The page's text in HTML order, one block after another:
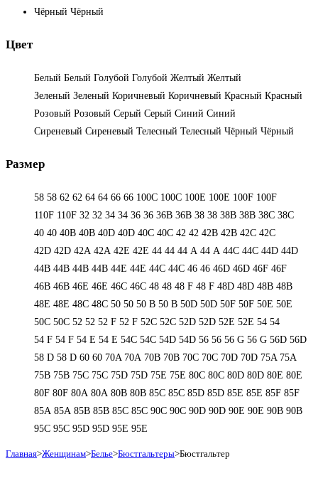
Чёрный Чёрный
Цвет
Белый Белый Голубой Голубой Желтый Желтый
Зеленый Зеленый Коричневый Коричневый Красный Красный
Розовый Розовый Серый Серый Синий Синий
Сиреневый Сиреневый Телесный Телесный Чёрный Чёрный
Размер
58 58 62 62 64 64 66 66 100C 100C 100E 100E 100F 100F
110F 110F 32 32 34 34 36 36 36B 36B 38 38 38B 38B 38С 38С
40 40 40B 40B 40D 40D 40С 40С 42 42 42B 42B 42C 42C
42D 42D 42А 42А 42Е 42Е 44 44 44 А 44 А 44C 44C 44D 44D
44В 44В 44В 44В 44Е 44Е 44С 44С 46 46 46D 46D 46F 46F
46В 46В 46Е 46Е 46С 46С 48 48 48 F 48 F 48D 48D 48В 48В
48Е 48Е 48С 48С 50 50 50 B 50 B 50D 50D 50F 50F 50Е 50Е
50С 50С 52 52 52 F 52 F 52C 52C 52D 52D 52E 52E 54 54
54 F 54 F 54 Е 54 Е 54C 54C 54D 54D 56 56 56 G 56 G 56D 56D
58 D 58 D 60 60 70A 70A 70B 70B 70C 70C 70D 70D 75A 75A
75B 75B 75C 75C 75D 75D 75E 75E 80C 80C 80D 80D 80E 80E
80F 80F 80А 80А 80В 80В 85C 85C 85D 85D 85E 85E 85F 85F
85А 85А 85В 85В 85С 85С 90C 90C 90D 90D 90E 90E 90В 90В
95C 95C 95D 95D 95E 95E
Главная>Женщинам>Белье>Бюстгальтеры>Бюстгальтер